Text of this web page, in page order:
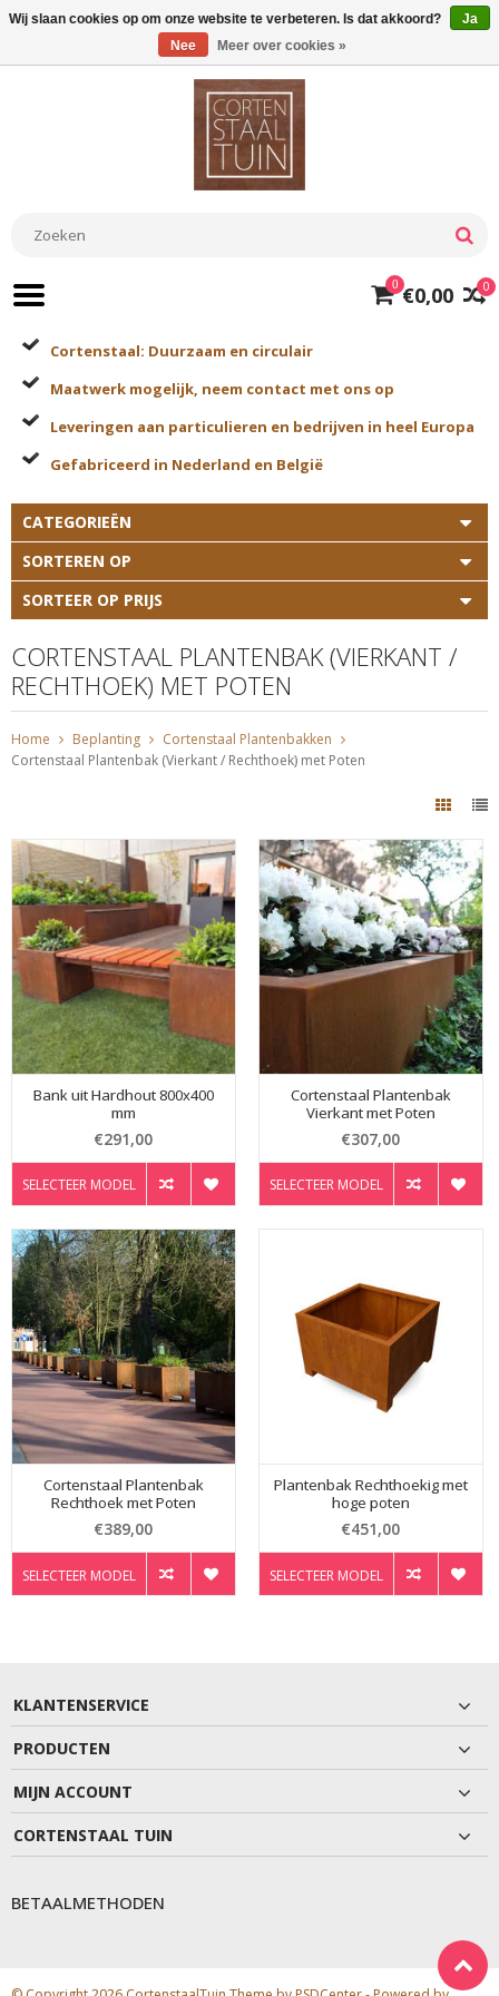
0
0 €0,00
Cortenstaal: Duurzaam en circulair
Maatwerk mogelijk, neem contact met ons op
Leveringen aan particulieren en bedrijven in heel Europa
Gefabriceerd in Nederland en België
CATEGORIEËN
SORTEREN OP
SORTEER OP PRIJS
CORTENSTAAL PLANTENBAK (VIERKANT /
RECHTHOEK) MET POTEN
Home Beplanting
Cortenstaal Plantenbakken
Cortenstaal Plantenbak (Vierkant / Rechthoek) met Poten
Bank uit Hardhout 800x400
mm
€291,00
SELECTEER MODEL
Cortenstaal Plantenbak
Vierkant met Poten
€307,00
SELECTEER MODEL
Cortenstaal Plantenbak
Rechthoek met Poten
€389,00
SELECTEER MODEL
Plantenbak Rechthoekig met
hoge poten
€451,00
SELECTEER MODEL
KLANTENSERVICE
PRODUCTEN
MIJN ACCOUNT
CORTENSTAAL TUIN
BETAALMETHODEN
Wij slaan cookies op om onze website te verbeteren. Is dat akkoord?
Ja
Nee
Meer over cookies »